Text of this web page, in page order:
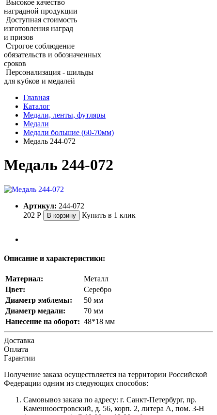
Высокое качество
наградной продукции
Доступная стоимость
изготовления наград
и призов
Строгое соблюдение
обязательств и обозначенных
сроков
Персонализация - шильды
для кубков и медалей
Главная
Каталог
Медали, ленты, футляры
Медали
Медали большие (60‑70мм)
Медаль 244‑072
Медаль 244‑072
Артикул: 244-072
202 Р В корзину Купить в 1 клик
Описание и характеристики:
Материал:
Металл
Цвет:
Серебро
Диаметр эмблемы:
50 мм
Диаметр медали:
70 мм
Нанесение на оборот: 48*18 мм
Доставка
Оплата
Гарантии
Получение заказа осуществляется на территории Российской
Федерации одним из следующих способов:
Самовывоз заказа по адресу: г. Санкт-Петербург, пр.
Каменноостровский, д. 56, корп. 2, литера А, пом. 3-Н